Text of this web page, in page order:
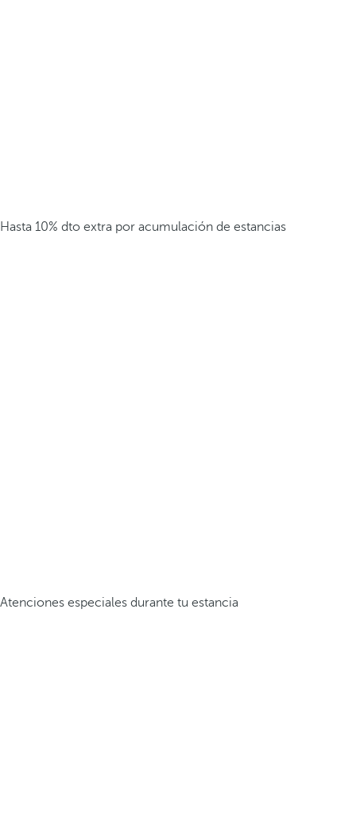
Hasta 10% dto extra por acumulación de estancias
Atenciones especiales durante tu estancia